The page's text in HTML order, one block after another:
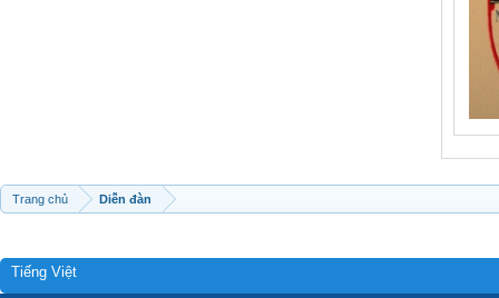
Trang chủ Diễn đàn
Tiếng Việt